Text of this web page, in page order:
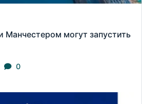
могут запустить
0